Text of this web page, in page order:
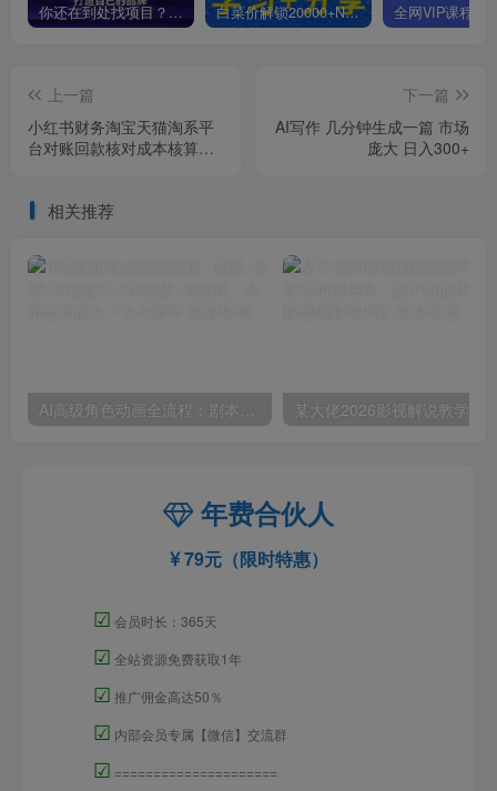
你还在到处找项目？还在当韭菜？我靠卖项目一个月收入5万+，曾经我也是个失败者。 白菜价解锁20000+N个赚钱机会，加入星叙轻创会员，全站资源免费学习。
上一篇
小红书财务淘宝天猫淘系平
台对账回款核对成本核算支
下一篇
AI写作 几分钟生成一篇 市场
庞大 日入300+
相关推荐
AI高级角色动画全流程：剧本×分镜×角色设计×3D渲染×动态化，从概念到成片一站式教学
年费合伙人
79元（限时特惠）
☑ 会员时长：365天
☑ 全站资源免费获取1年
☑ 推广佣金高达50％
☑ 内部会员专属【微信】交流群
☑ =====================